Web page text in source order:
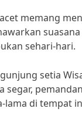
memang
sehari-hari.
setia
lama di tempat